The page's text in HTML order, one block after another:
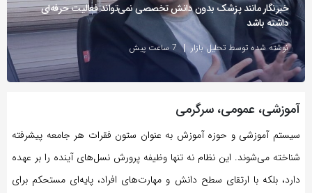
کپی
لینک
خبرنگار مانند پزشک بدون دانش تخصصی نمی‌تواند فعالیت حرفه‌ای
داشته باشد
نوشته شده توسط تحلیل بازار 7 ساعت پیش
آموزشی، عمومی، سرگرمی
سیستم آموزشی و حوزه آموزش به عنوان ستون فقرات هر جامعه پیشرفته
شناخته می‌شوند. این نظام نه تنها وظیفه پرورش نسل‌های آینده را بر عهده
دارد، بلکه با ارتقای سطح دانش و مهارت‌های افراد، پایه‌ای مستحکم برای